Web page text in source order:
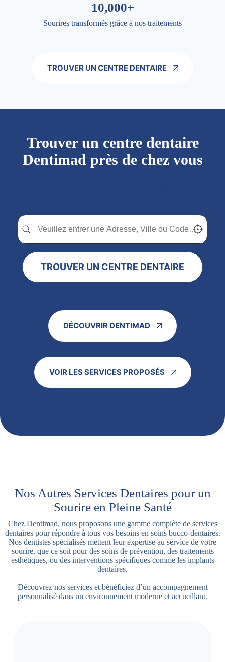
10,000+
Sourires transformés grâce à nos traitements
TROUVER UN CENTRE DENTAIRE
Trouver un centre dentaire
Dentimad près de chez vous
Trouver un centre dentaire Dentimad près de
Trouver un centre dentaire Dentimad près de chez vous Localisez-
TROUVER UN CENTRE DENTAIRE
DÉCOUVRIR DENTIMAD
VOIR LES SERVICES PROPOSÉS
Nos Autres Services Dentaires pour un
Sourire en Pleine Santé
Chez Dentimad, nous proposons une gamme complète de services
dentaires pour répondre à tous vos besoins en soins bucco-dentaires.
Nos dentistes spécialisés mettent leur expertise au service de votre
sourire, que ce soit pour des soins de prévention, des traitements
esthétiques, ou des interventions spécifiques comme les implants
dentaires.
Découvrez nos services et bénéficiez d’un accompagnement
personnalisé dans un environnement moderne et accueillant.